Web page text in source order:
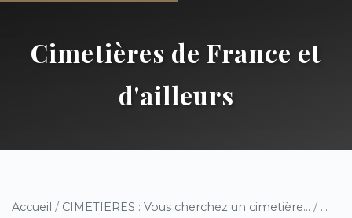
Cimetières de France et
d'ailleurs
Accueil / CIMETIERES : Vous cherchez un cimetière... / ...